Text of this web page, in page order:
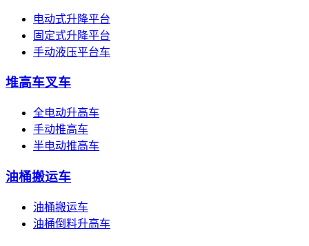
电动式升降平台
固定式升降平台
手动液压平台车
堆高车叉车
全电动升高车
手动推高车
半电动推高车
油桶搬运车
油桶搬运车
油桶倒料升高车